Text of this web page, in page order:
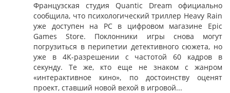
Французская студия Quantic Dream официально
сообщила, что психологический триллер Heavy Rain
уже доступен на PC в цифровом магазине Epic
Games Store. Поклонники игры снова могут
погрузиться в перипетии детективного сюжета, но
уже в 4K-разрешении с частотой 60 кадров в
секунду. Те же, кто еще не знаком с жанром
«интерактивное кино», по достоинству оценят
проект, ставший новой вехой в игровой...